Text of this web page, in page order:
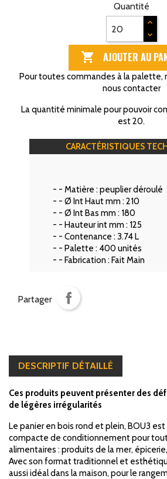
Quantité
 AJOUTER AU
Pour toutes commandes à la palette,
nous contacter
La quantité minimale pour pouvoir
est 20.
CARACTÉRISTIQUES
- - Matière :peuplier déroulé
- - Ø Int Haut mm :210
- - Ø Int Bas mm : 180
- - Hauteur int mm : 125
- - Contenance : 3.74 L
- - Palette : 400 unités
- - Fabrication :Fait Main
Partager
DESCRIPTIF DÉTAILLÉ
Ces produits peuvent présenter des
de légères irrégularités
Le panier en bois rond et plein, BOU3
compacte de conditionnement pour
alimentaires : produits de la mer,
Avec son format traditionnel et
aussi idéal dans la maison, pour le